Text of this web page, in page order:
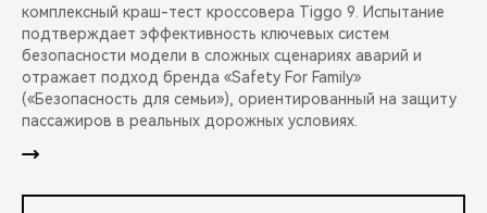
комплексный краш-тест кроссовера Tiggo 9. Испытание
подтверждает эффективность ключевых систем
безопасности модели в сложных сценариях аварий и
отражает подход бренда «Safety For Family»
(«Безопасность для семьи»), ориентированный на защиту
пассажиров в реальных дорожных условиях.